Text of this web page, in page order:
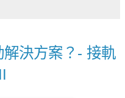
決方案？- 接軌